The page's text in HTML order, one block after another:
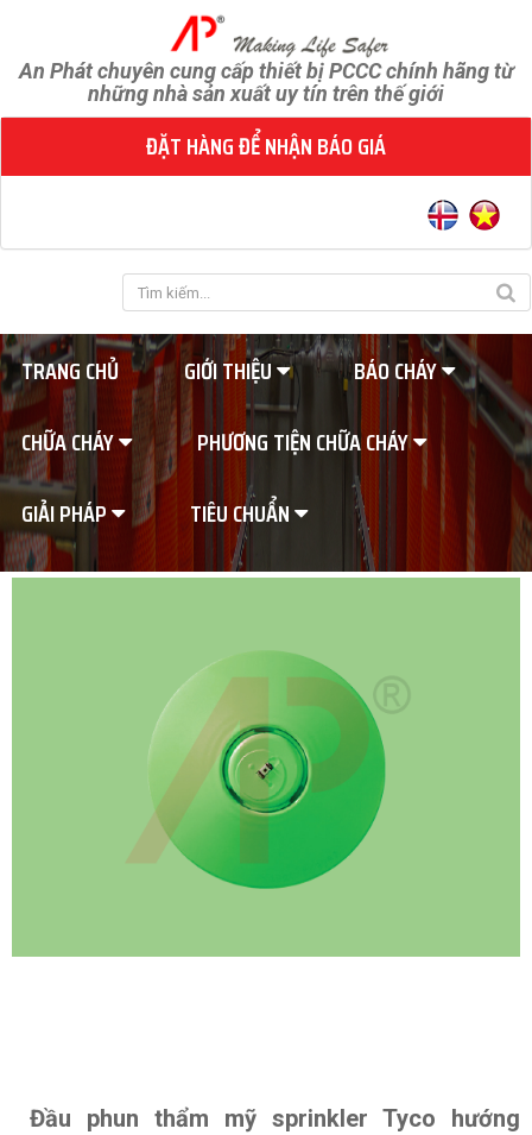
An Phát chuyên cung cấp thiết bị PCCC chính hãng từ
những nhà sản xuất uy tín trên thế giới
ĐẶT HÀNG ĐỂ NHẬN BÁO GIÁ
TRANG CHỦ GIỚI THIỆU
BÁO CHÁY
CHỮA CHÁY
PHƯƠNG TIỆN CHỮA CHÁY
GIẢI PHÁP
TIÊU CHUẨN
Đầu phun thẩm mỹ sprinkler Tyco hướng